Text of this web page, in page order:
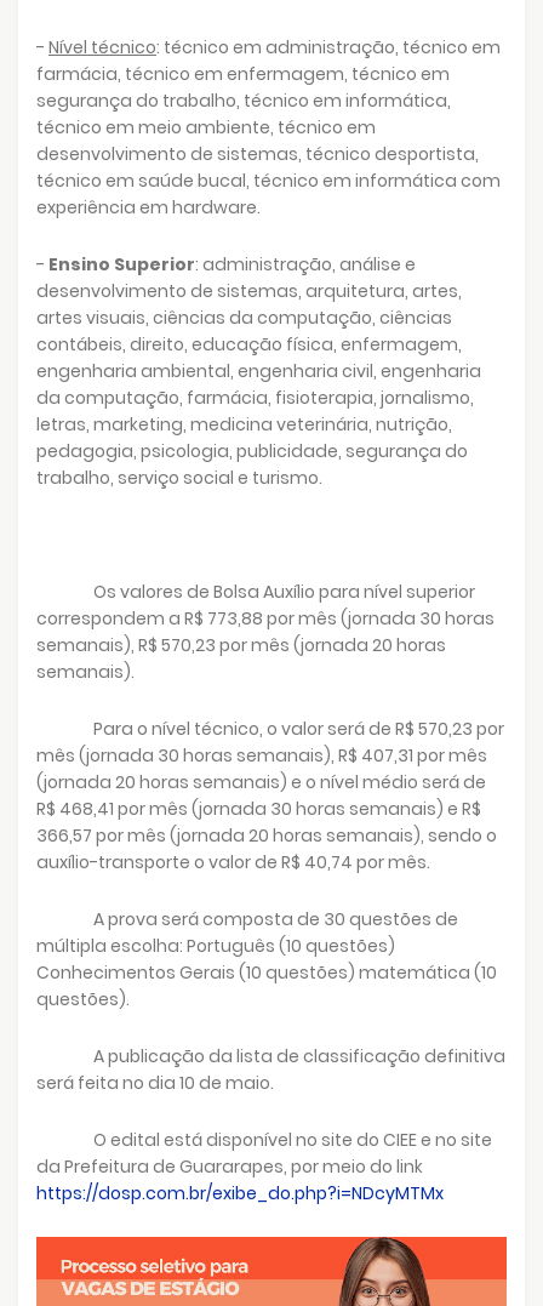
- Nível técnico: técnico em administração, técnico em
farmácia, técnico em enfermagem, técnico em
segurança do trabalho, técnico em informática,
técnico em meio ambiente, técnico em
desenvolvimento de sistemas, técnico desportista,
técnico em saúde bucal, técnico em informática com
experiência em hardware.
- Ensino Superior: administração, análise e
desenvolvimento de sistemas, arquitetura, artes,
artes visuais, ciências da computação, ciências
contábeis, direito, educação física, enfermagem,
engenharia ambiental, engenharia civil, engenharia
da computação, farmácia, fisioterapia, jornalismo,
letras, marketing, medicina veterinária, nutrição,
pedagogia, psicologia, publicidade, segurança do
trabalho, serviço social e turismo.
Os valores de Bolsa Auxílio para nível superior
correspondem a R$ 773,88 por mês (jornada 30 horas
semanais), R$ 570,23 por mês (jornada 20 horas
semanais).
Para o nível técnico, o valor será de R$ 570,23 por
mês (jornada 30 horas semanais), R$ 407,31 por mês
(jornada 20 horas semanais) e o nível médio será de
R$ 468,41 por mês (jornada 30 horas semanais) e R$
366,57 por mês (jornada 20 horas semanais), sendo o
auxílio-transporte o valor de R$ 40,74 por mês.
A prova será composta de 30 questões de
múltipla escolha: Português (10 questões)
Conhecimentos Gerais (10 questões) matemática (10
questões).
A publicação da lista de classificação definitiva
será feita no dia 10 de maio.
O edital está disponível no site do CIEE e no site
da Prefeitura de Guararapes, por meio do link
https://dosp.com.br/exibe_do.php?i=NDcyMTMx